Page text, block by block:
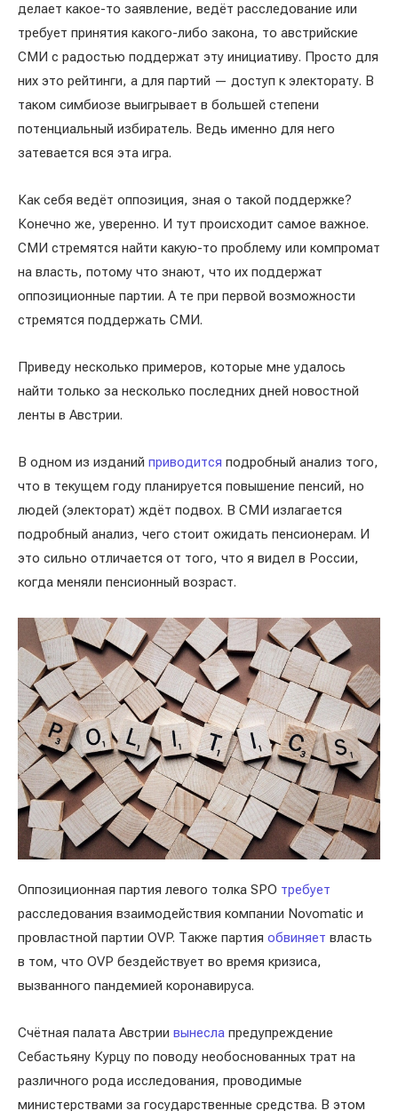
делает какое-то заявление, ведёт расследование или
требует принятия какого-либо закона, то австрийские
СМИ с радостью поддержат эту инициативу. Просто для
них это рейтинги, а для партий — доступ к электорату. В
таком симбиозе выигрывает в большей степени
потенциальный избиратель. Ведь именно для него
затевается вся эта игра.
Как себя ведёт оппозиция, зная о такой поддержке?
Конечно же, уверенно. И тут происходит самое важное.
СМИ стремятся найти какую-то проблему или компромат
на власть, потому что знают, что их поддержат
оппозиционные партии. А те при первой возможности
стремятся поддержать СМИ.
Приведу несколько примеров, которые мне удалось
найти только за несколько последних дней новостной
ленты в Австрии.
В одном из изданий приводится подробный анализ того,
что в текущем году планируется повышение пенсий, но
людей (электорат) ждёт подвох. В СМИ излагается
подробный анализ, чего стоит ожидать пенсионерам. И
это сильно отличается от того, что я видел в России,
когда меняли пенсионный возраст.
Оппозиционная партия левого толка SPO требует
расследования взаимодействия компании Novomatic и
провластной партии OVP. Также партия обвиняет власть
в том, что OVP бездействует во время кризиса,
вызванного пандемией коронавируса.
Счётная палата Австрии вынесла предупреждение
Себастьяну Курцу по поводу необоснованных трат на
различного рода исследования, проводимые
министерствами за государственные средства. В этом